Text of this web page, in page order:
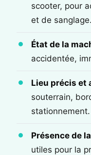
scooter, pour
et de sanglage.
État de la
accidentée,
Lieu précis et
souterrain,
stationnement.
Présence de
utiles pour la